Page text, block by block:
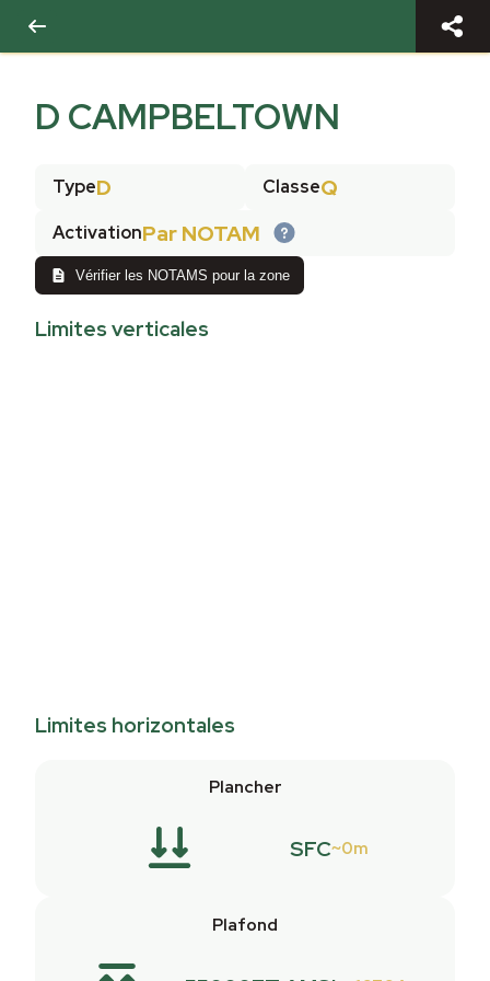
D CAMPBELTOWN
TypeD ClasseQ
ActivationPar NOTAM
Vérifier les NOTAMS pour la zone
Limites verticales
Limites horizontales
Plancher
SFC 0m
Plafond